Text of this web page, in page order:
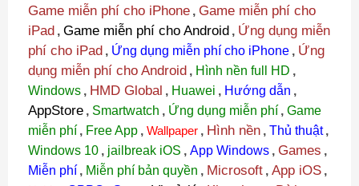
Game miễn phí cho iPhone , Game miễn phí cho
iPad , Game miễn phí cho Android , Ứng dụng miễn
phí cho iPad , Ứng dụng miễn phí cho iPhone , Ứng
dụng miễn phí cho Android , Hình nền full HD ,
Windows , HMD Global , Huawei , Hướng dẫn ,
AppStore , Smartwatch , Ứng dụng miễn phí , Game
miễn phí , Free App , Wallpaper , Hình nền , Thủ thuật ,
Windows 10 , jailbreak iOS , App Windows , Games ,
Miễn phí , Miễn phí bản quyền , Microsoft , App iOS ,